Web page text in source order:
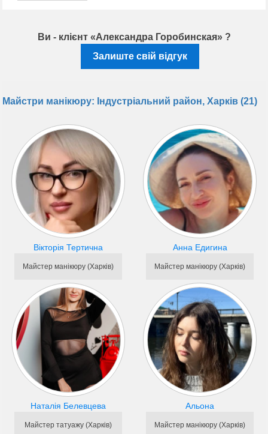
Ви - клієнт «Александра Горобинская» ?
Залиште свій відгук
Майстри манікюру: Індустріальний район, Харків (21)
Вікторія Тертична
Майстер манікюру (Харків)
Анна Едигина
Майстер манікюру (Харків)
Наталія Белевцева
Майстер татуажу (Харків)
Альона
Майстер манікюру (Харків)